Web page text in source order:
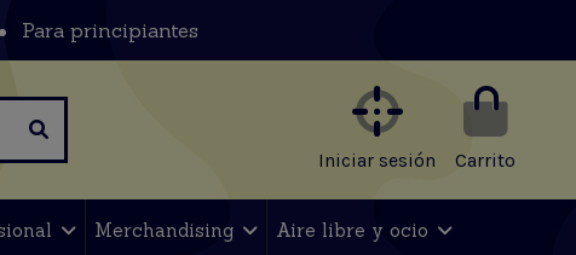
Para principiantes
Iniciar sesión Carrito
Merchandising Aire libre y ocio